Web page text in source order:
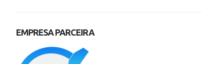
EMPRESA PARCEIRA